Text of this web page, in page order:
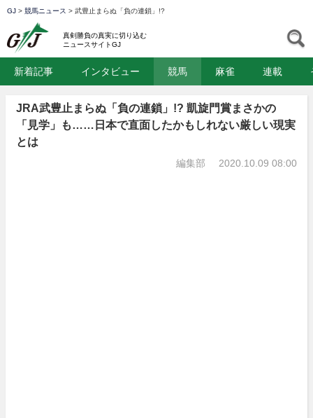
GJ > 競馬ニュース > 武豊止まらぬ「負の連鎖」!?
真剣勝負の真実に切り込む
ニュースサイトGJ
新着記事 インタビュー 競馬 麻雀 連載
JRA武豊止まらぬ「負の連鎖」!? 凱旋門賞まさかの
「見学」も……日本で直面したかもしれない厳しい現実
とは
編集部 2020.10.09 08:00